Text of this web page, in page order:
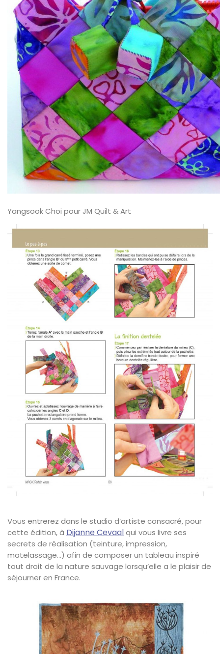
Yangsook Choi pour JM Quilt & Art
Vous entrerez dans le studio d’artiste consacré, pour
cette édition, à Dijanne Cevaalqui vous livre ses
secrets de réalisation (teinture, impression,
matelassage…) afin de composer un tableau inspiré
tout droit de la nature sauvage lorsqu’elle a le plaisir de
séjourner en France.